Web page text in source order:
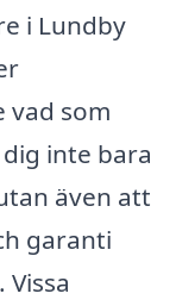
i Lundby
vad som
inte bara
även att
garanti